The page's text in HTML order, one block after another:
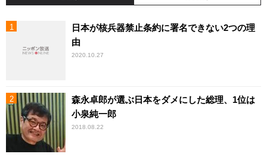
日本が核兵器禁止条約に署名できない2つの理
由
2020.10.27
森永卓郎が選ぶ日本をダメにした総理、1位は
小泉純一郎
2018.08.22